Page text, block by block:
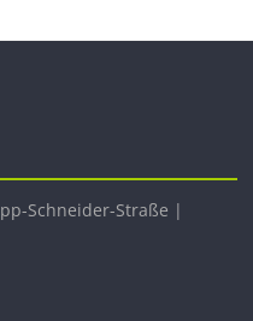
Schneider-Straße |